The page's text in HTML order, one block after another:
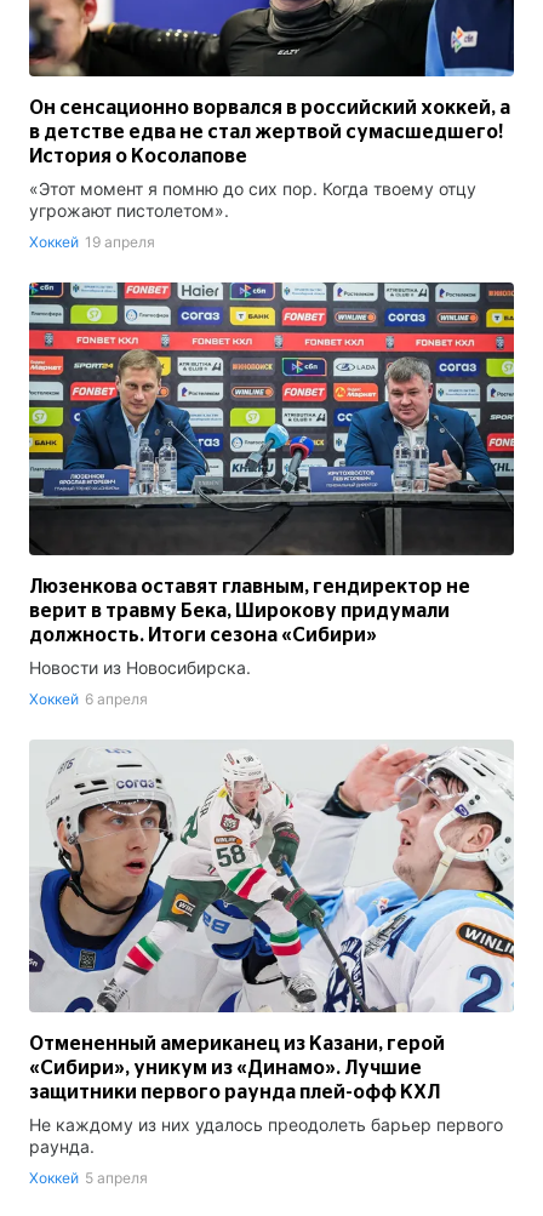
Он сенсационно ворвался в российский хоккей, а
в детстве едва не стал жертвой сумасшедшего!
История о Косолапове
«Этот момент я помню до сих пор. Когда твоему отцу
угрожают пистолетом».
Хоккей 19 апреля
Люзенкова оставят главным, гендиректор не
верит в травму Бека, Широкову придумали
должность. Итоги сезона «Сибири»
Новости из Новосибирска.
Хоккей 6 апреля
Отмененный американец из Казани, герой
«Сибири», уникум из «Динамо». Лучшие
защитники первого раунда плей-офф КХЛ
Не каждому из них удалось преодолеть барьер первого
раунда.
Хоккей 5 апреля